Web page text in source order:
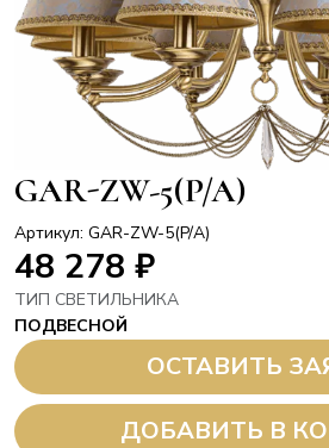
GAR-ZW-5(P/A)
Артикул: GAR-ZW-5(P/A)
48 278 ₽
ТИП СВЕТИЛЬНИКА
ПОДВЕСНОЙ
ОСТАВИТЬ
ДОБАВИТЬ В